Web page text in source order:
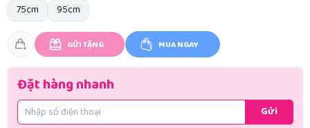
75cm
95cm
GỬI TẶNG MUA NGAY
Đặt hàng nhanh
Gửi